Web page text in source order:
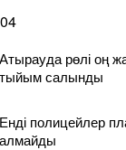
Атырауда рөлі оң
тыйым салынды
Енді полицейлер
алмайды